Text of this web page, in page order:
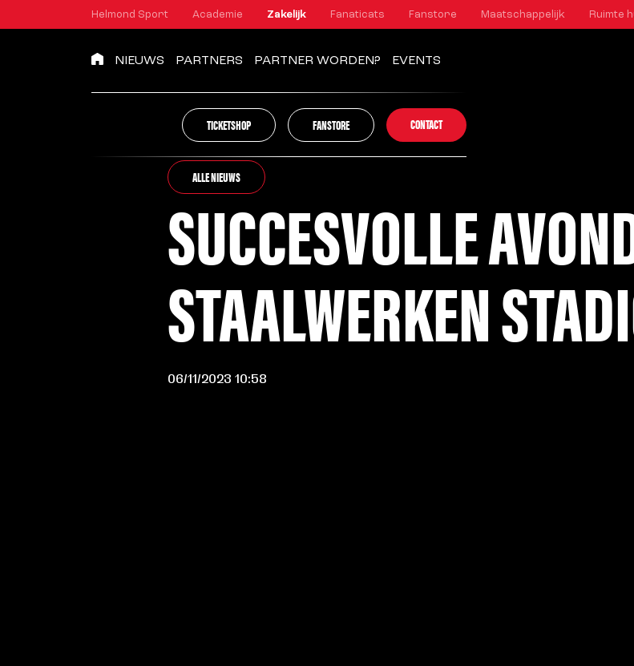
Helmond Sport Academie Zakelijk Fanaticats Fanstore Maatschappelijk Ruimte
NIEUWS PARTNERS PARTNER WORDEN? EVENTS
TICKETSHOP FANSTORE CONTACT
ALLE NIEUWS
SUCCESVOLLE
STAALWERKEN
06/11/2023 10:58